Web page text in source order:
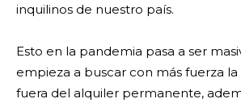
inquilinos de nuestro país.
Esto en la pandemia pasa a ser
empieza a buscar con más fuerza
fuera del alquiler permanente,